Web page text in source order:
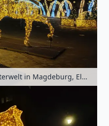
Lichtskulpturen auf der Lichterwelt in Magdeburg, Elbe-Börde-Heide, Sachsen-Anhalt, Deutschland